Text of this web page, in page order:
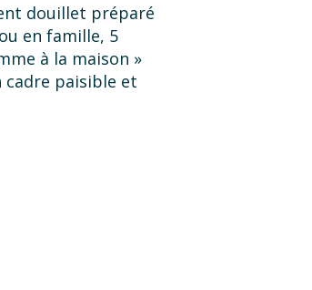
douillet préparé
en famille, 5
à la maison »
paisible et